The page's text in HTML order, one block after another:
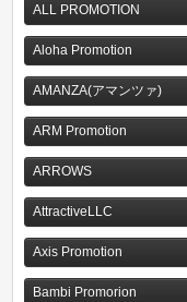
ALL PROMOTION
Aloha Promotion
AMANZA(アマンツァ)
ARM Promotion
ARROWS
AttractiveLLC
Axis Promotion
Bambi Promorion